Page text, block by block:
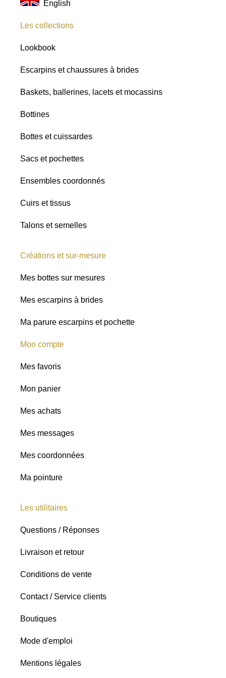
Lin
Chiné
Satins
Paillettes
Toutes les
nuances
English
Les collections
Lookbook
Escarpins et chaussures à brides
Baskets, ballerines, lacets et mocassins
Bottines
Bottes et cuissardes
Sacs et pochettes
Ensembles coordonnés
Cuirs et tissus
Talons et semelles
Créations et sur-mesure
Mes bottes sur mesures
Mes escarpins à brides
Ma parure escarpins et pochette
Mon compte
Mes favoris
Mon panier
Mes achats
Mes messages
Mes coordonnées
Ma pointure
Les utilitaires
Questions / Réponses
Livraison et retour
Conditions de vente
Contact / Service clients
Boutiques
Mode d'emploi
Mentions légales